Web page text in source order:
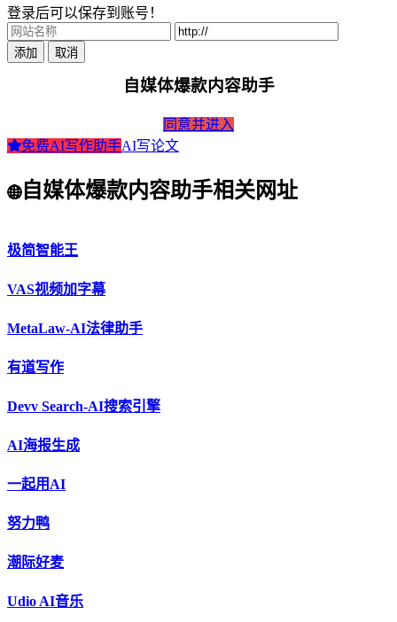
登录后可以保存到账号！
添加 取消
自媒体爆款内容助手
同意并进入
免费AI写作助手AI写论文
自媒体爆款内容助手相关网址
极简智能王
VAS视频加字幕
MetaLaw-AI法律助手
有道写作
Devv Search-AI搜索引擎
AI海报生成
一起用AI
努力鸭
潮际好麦
Udio AI音乐